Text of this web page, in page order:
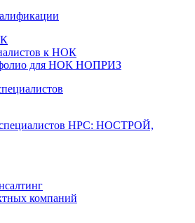
к НОК
для НОК НОПРИЗ
специалистов НРС: НОСТРОЙ,
компаний